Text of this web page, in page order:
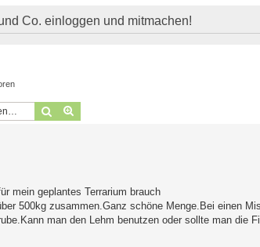
Co. einloggen und mitmachen!
Suche
mein geplantes Terrarium brauch
500kg zusammen.Ganz schöne Menge.Bei einen
man den Lehm benutzen oder sollte man die